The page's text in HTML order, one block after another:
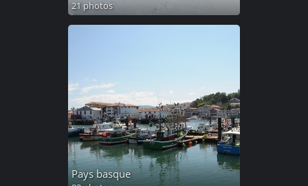
21 photos
Pays basque